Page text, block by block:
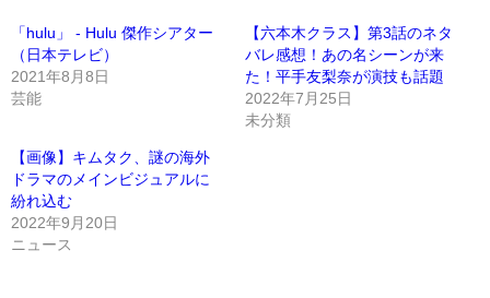
「hulu」 - Hulu 傑作シアター
（日本テレビ）
2021年8月8日
芸能
【六本木クラス】第3話のネタ
バレ感想！あの名シーンが来
た！平手友梨奈が演技も話題
2022年7月25日
未分類
【画像】キムタク、謎の海外
ドラマのメインビジュアルに
紛れ込む
2022年9月20日
ニュース